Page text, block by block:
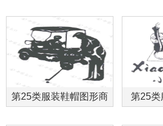
第25类服装鞋帽图形商 第25类